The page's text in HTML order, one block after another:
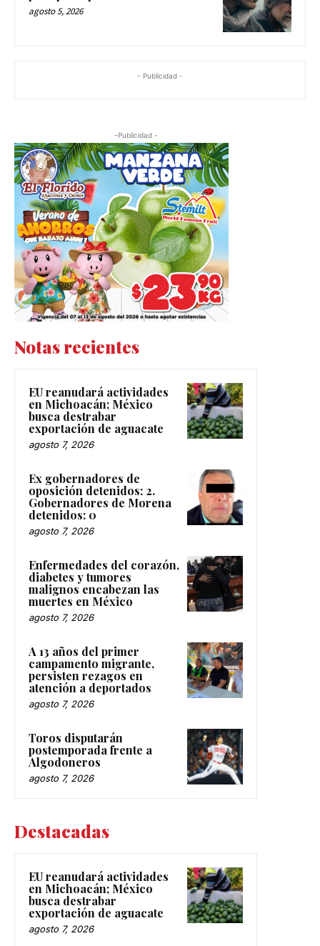
agosto 5, 2026
- Publicidad -
-Publicidad -
Notas recientes
EU reanudará actividades
en Michoacán; México
busca destrabar
exportación de aguacate
agosto 7, 2026
Ex gobernadores de
oposición detenidos: 2.
Gobernadores de Morena
detenidos: 0
agosto 7, 2026
Enfermedades del corazón,
diabetes y tumores
malignos encabezan las
muertes en México
agosto 7, 2026
A 13 años del primer
campamento migrante,
persisten rezagos en
atención a deportados
agosto 7, 2026
Toros disputarán
postemporada frente a
Algodoneros
agosto 7, 2026
Destacadas
EU reanudará actividades
en Michoacán; México
busca destrabar
exportación de aguacate
agosto 7, 2026